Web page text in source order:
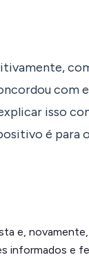
com
isso
é para
e,
informados e